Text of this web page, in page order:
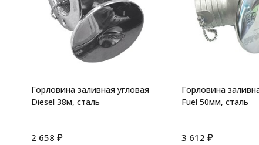
Горловина заливная угловая
Diesel 38м, сталь
2 658 ₽
Горловина
Fuel 50мм, сталь
3 612 ₽